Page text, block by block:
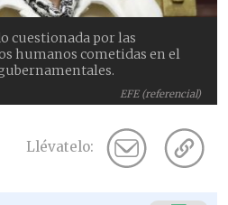
EFE (referencial)
cuestionada por las
humanos cometidas en el
Llévatelo: